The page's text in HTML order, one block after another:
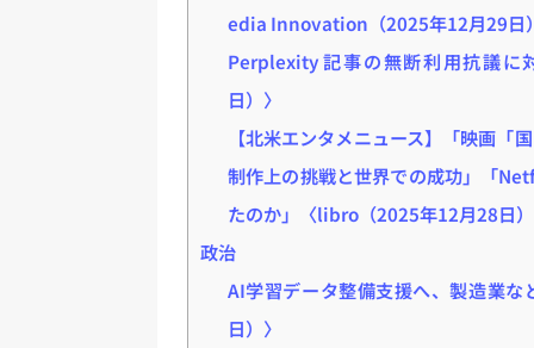
edia Innovation（2025年12月29日
Perplexity 記事の無断利用抗議
日）〉
【北米エンタメニュース】「映画
制作上の挑戦と世界での成功」「
たのか」〈libro（2025年12月28日
政治
AI学習データ整備支援へ、製造業
日）〉